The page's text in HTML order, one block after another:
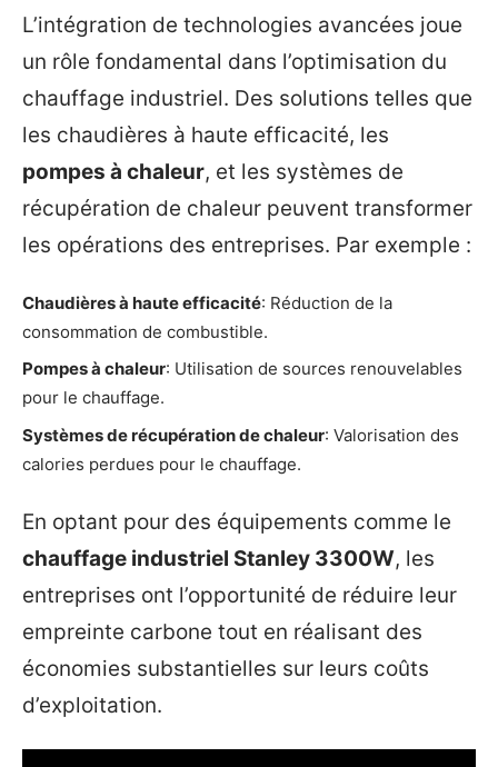
L’intégration de technologies avancées joue
un rôle fondamental dans l’optimisation du
chauffage industriel. Des solutions telles que
les chaudières à haute efficacité, les
pompes à chaleur, et les systèmes de
récupération de chaleur peuvent transformer
les opérations des entreprises. Par exemple :
Chaudières à haute efficacité: Réduction de la
consommation de combustible.
Pompes à chaleur: Utilisation de sources renouvelables
pour le chauffage.
Systèmes de récupération de chaleur: Valorisation des
calories perdues pour le chauffage.
En optant pour des équipements comme le
chauffage industriel Stanley 3300W, les
entreprises ont l’opportunité de réduire leur
empreinte carbone tout en réalisant des
économies substantielles sur leurs coûts
d’exploitation.